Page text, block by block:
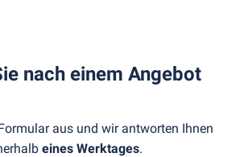
nach einem Angebot
aus und wir antworten Ihnen
eines Werktages.